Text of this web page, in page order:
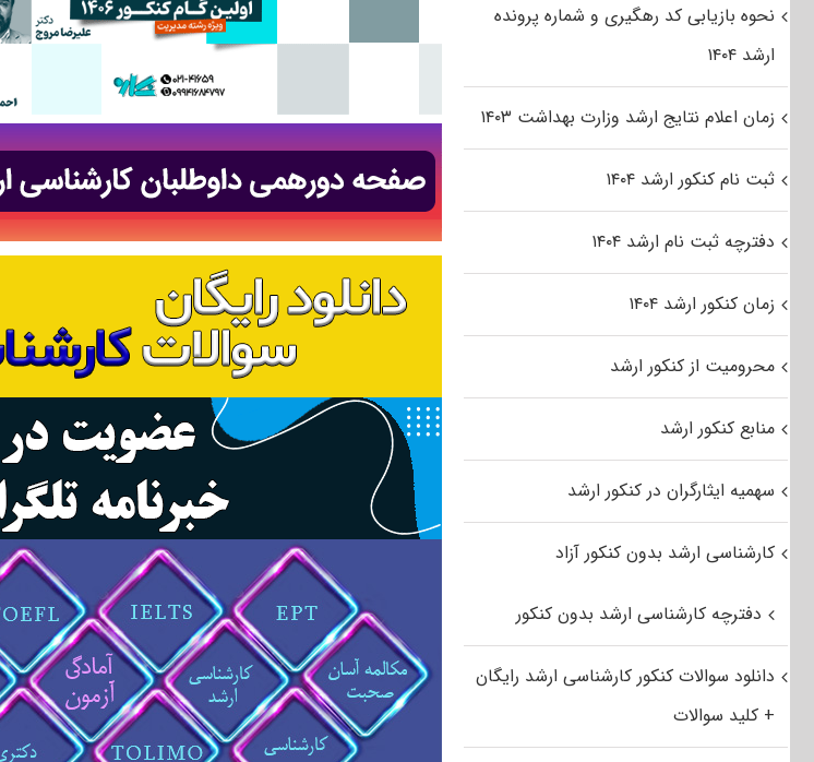
نحوه بازیابی کد رهگیری و شماره پرونده
ارشد ۱۴۰۴
زمان اعلام نتایج ارشد وزارت بهداشت ۱۴۰۳
ثبت نام کنکور ارشد ۱۴۰۴
دفترچه ثبت نام ارشد ۱۴۰۴
زمان کنکور ارشد ۱۴۰۴
محرومیت از کنکور ارشد
منابع کنکور ارشد
سهمیه ایثارگران در کنکور ارشد
کارشناسی ارشد بدون کنکور آزاد
دفترچه کارشناسی ارشد بدون کنکور
دانلود سوالات کنکور کارشناسی ارشد رایگان
+ کلید سوالات